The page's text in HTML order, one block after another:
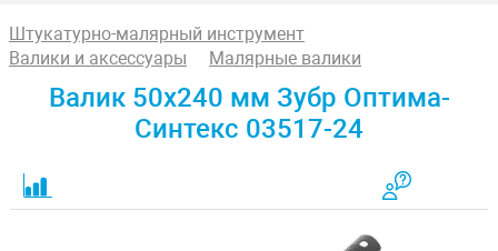
Штукатурно-малярный инструмент
Валики и аксессуары
Малярные валики
Валик 50x240 мм Зубр Оптима-
Синтекс 03517-24